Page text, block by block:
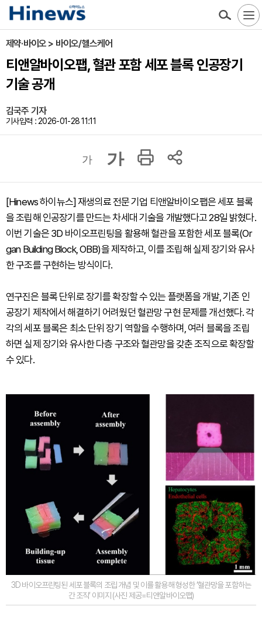
제약·바이오 > 바이오/헬스케어
티앤알바이오팹, 혈관 포함 세포 블록 인공장기
기술 공개
김국주 기자
기사입력 : 2026-01-28 11:11
가 가
[Hinews 하이뉴스] 재생의료 전문 기업 티앤알바이오팹은 세포 블록
을 조립해 인공장기를 만드는 차세대 기술을 개발했다고 28일 밝혔다.
이번 기술은 3D 바이오프린팅을 활용해 혈관을 포함한 세포 블록(Or
gan Building Block, OBB)을 제작하고, 이를 조립해 실제 장기와 유사
한 구조를 구현하는 방식이다.
연구진은 블록 단위로 장기를 확장할 수 있는 플랫폼을 개발, 기존 인
공장기 제작에서 해결하기 어려웠던 혈관망 구현 문제를 개선했다. 각
각의 세포 블록은 최소 단위 장기 역할을 수행하며, 여러 블록을 조립
하면 실제 장기와 유사한 다층 구조와 혈관망을 갖춘 조직으로 확장할
수 있다.
3D 바이오프린팅된 세포 블록의 조립 개념 및 이를 활용해 형성한 ‘혈관망을 포함하는
간 조직’ 이미지 (사진 제공=티앤알바이오팹)